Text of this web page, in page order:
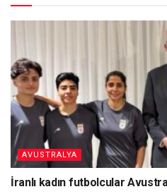
AVUSTRALYA
İranlı kadın futbolcular